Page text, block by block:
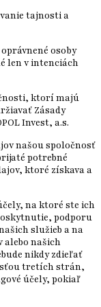
tajnosti a
osoby
len v intenciách
ktorí majú
Zásady
Invest, a.s.
našou spoločnosť
potrebné
ktoré získava a
na ktoré ste ich
podporu
služieb a na
alebo našich
nikdy zdieľať
tretích strán,
účely, pokiaľ